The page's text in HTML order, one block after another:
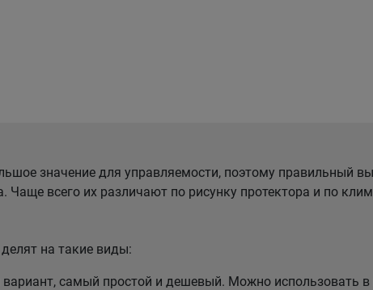
значение для управляемости, поэтому правильный
всего их различают по рисунку протектора и по
на такие виды:
самый простой и дешевый. Можно использовать